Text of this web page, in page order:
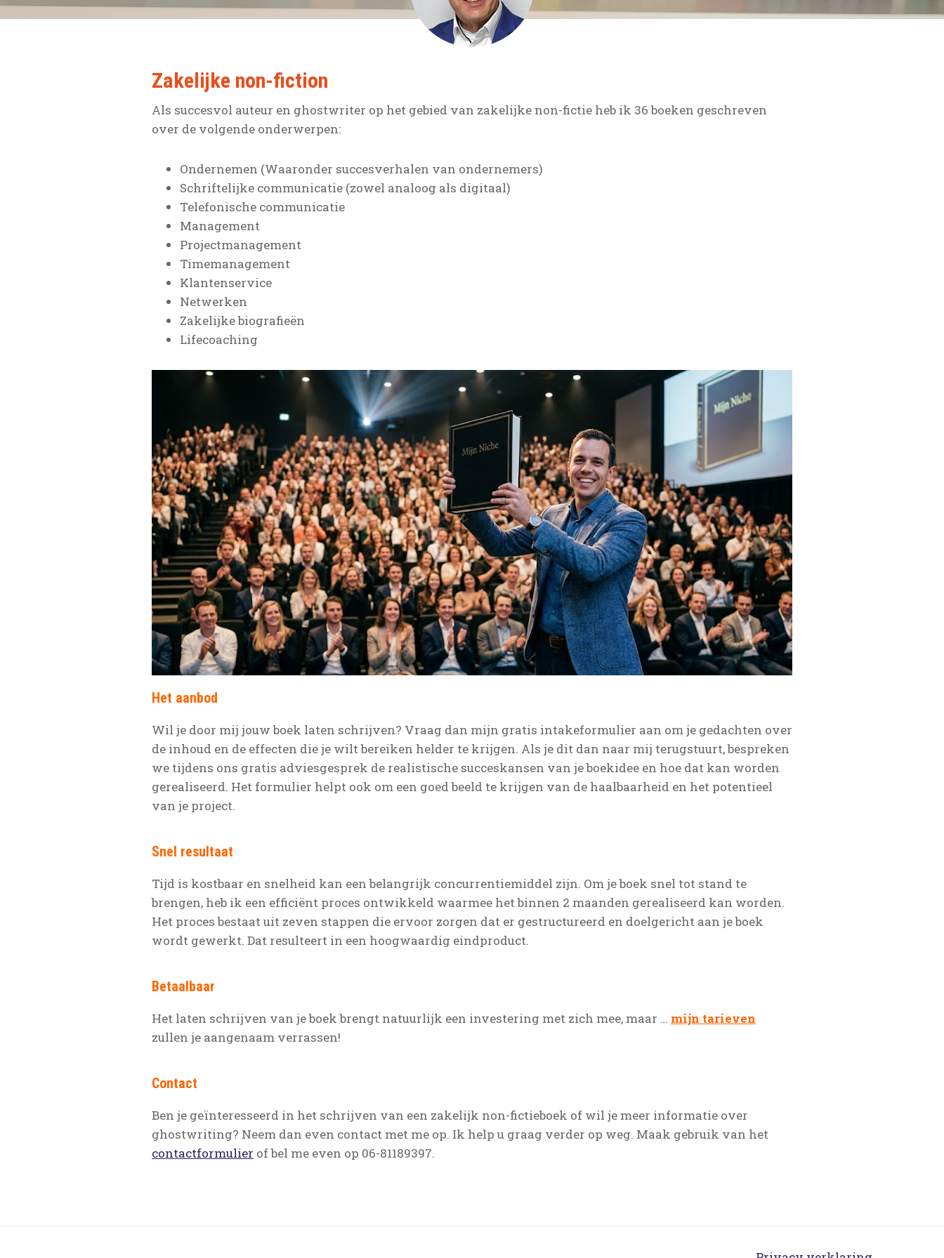
Zakelijke non-fiction
Als succesvol auteur en ghostwriter op het gebied van zakelijke non-fictie heb ik 36 boeken geschreven
over de volgende onderwerpen:
Ondernemen (Waaronder succesverhalen van ondernemers)
Schriftelijke communicatie (zowel analoog als digitaal)
Telefonische communicatie
Management
Projectmanagement
Timemanagement
Klantenservice
Netwerken
Zakelijke biografieën
Lifecoaching
Het aanbod
Wil je door mij jouw boek laten schrijven? Vraag dan mijn gratis intakeformulier aan om je gedachten over
de inhoud en de effecten die je wilt bereiken helder te krijgen. Als je dit dan naar mij terugstuurt, bespreken
we tijdens ons gratis adviesgesprek de realistische succeskansen van je boekidee en hoe dat kan worden
gerealiseerd. Het formulier helpt ook om een goed beeld te krijgen van de haalbaarheid en het potentieel
van je project.
Snel resultaat
Tijd is kostbaar en snelheid kan een belangrijk concurrentiemiddel zijn. Om je boek snel tot stand te
brengen, heb ik een efficiënt proces ontwikkeld waarmee het binnen 2 maanden gerealiseerd kan worden.
Het proces bestaat uit zeven stappen die ervoor zorgen dat er gestructureerd en doelgericht aan je boek
wordt gewerkt. Dat resulteert in een hoogwaardig eindproduct.
Betaalbaar
Het laten schrijven van je boek brengt natuurlijk een investering met zich mee, maar … mijn tarieven
zullen je aangenaam verrassen!
Contact
Ben je geïnteresseerd in het schrijven van een zakelijk non-fictieboek of wil je meer informatie over
ghostwriting? Neem dan even contact met me op. Ik help u graag verder op weg. Maak gebruik van het
contactformulier of bel me even op 06-81189397.